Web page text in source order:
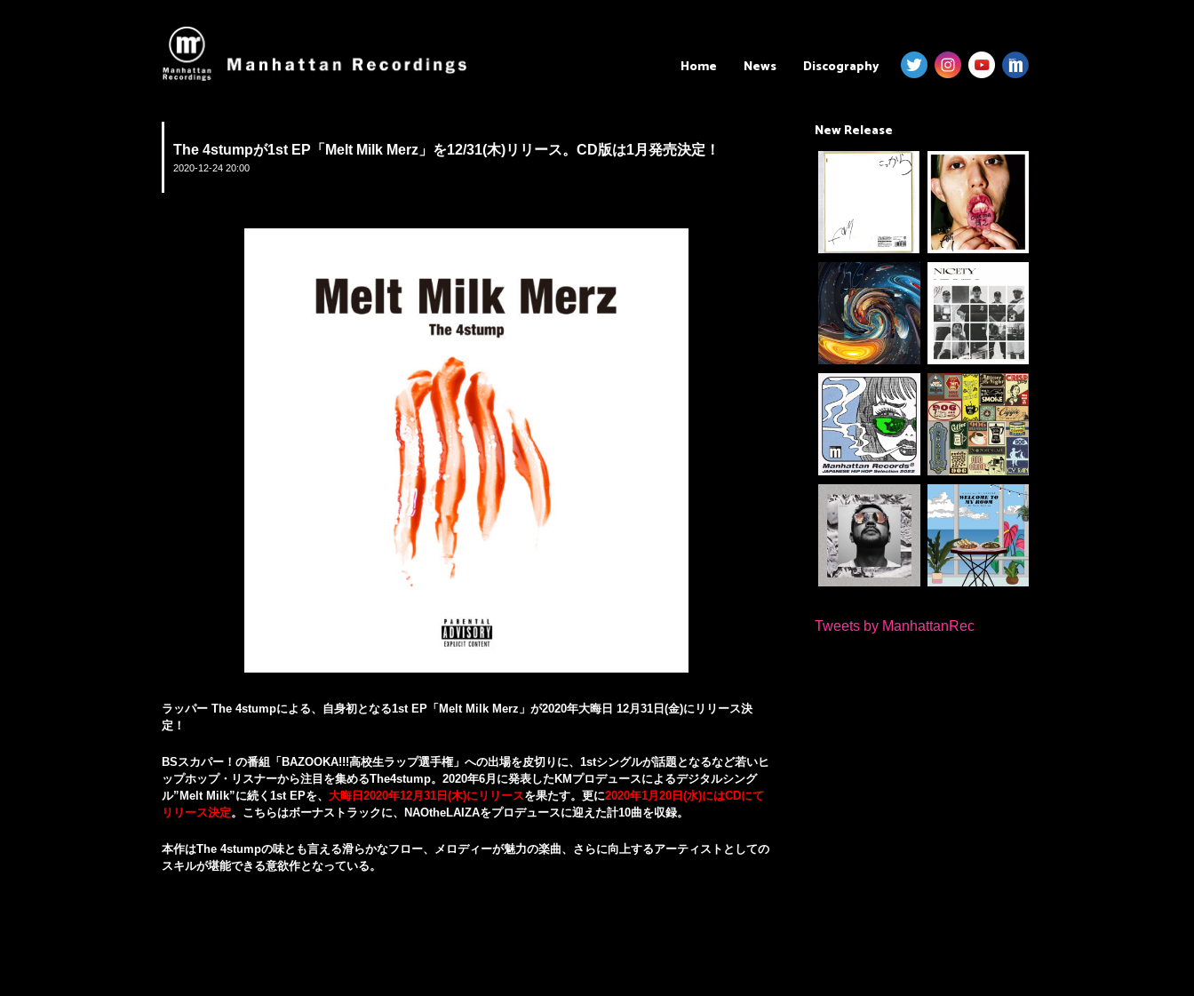
Home News Discography
The 4stumpが1st EP「Melt Milk Merz」を12/31(木)リリース。CD版は1月発売決定！
2020-12-24 20:00
ラッパー The 4stumpによる、自身初となる1st EP「Melt Milk Merz」が2020年大晦日 12月31日(金)にリリース決
定！
BSスカパー！の番組「BAZOOKA!!!高校生ラップ選手権」への出場を皮切りに、1stシングルが話題となるなど若いヒ
ップホップ・リスナーから注目を集めるThe4stump。2020年6月に発表したKMプロデュースによるデジタルシング
ル”Melt Milk”に続く1st EPを、 大晦日2020年12月31日(木)にリリースを果たす。更に2020年1月20日(水)にはCDにて
リリース決定。こちらはボーナストラックに、NAOtheLAIZAをプロデュースに迎えた計10曲を収録。
本作はThe 4stumpの味とも言える滑らかなフロー、メロディーが魅力の楽曲、さらに向上するアーティストとしての
スキルが堪能できる意欲作となっている。
New Release
Tweets by ManhattanRec